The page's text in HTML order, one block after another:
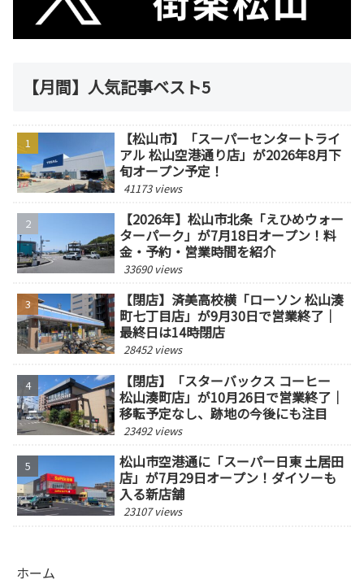
【月間】人気記事ベスト5
【松山市】「スーパーセンタートライ
アル 松山空港通り店」が2026年8月下
旬オープン予定！
41173 views
【2026年】松山市北条「えひめウォー
ターパーク」が7月18日オープン！料
金・予約・営業時間を紹介
33690 views
【閉店】済美高校横「ローソン 松山湊
町七丁目店」が9月30日で営業終了｜
最終日は14時閉店
28452 views
【閉店】「スターバックス コーヒー
松山湊町店」が10月26日で営業終了｜
移転予定なし、跡地の今後にも注目
23492 views
松山市空港通に「スーパー日東 土居田
店」が7月29日オープン！ダイソーも
入る新店舗
23107 views
ホーム